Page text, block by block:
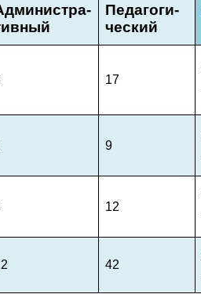
Педагоги-
ческий
17
9
12
42